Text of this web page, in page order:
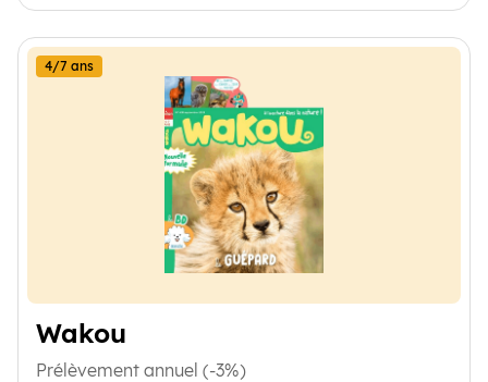
Wakou
4/7 ans
Prélèvement annuel (-3%)